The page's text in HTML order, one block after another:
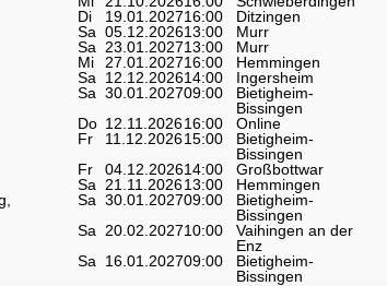
Di 19.01.202716:00
Ditzingen
Sa 05.12.202613:00
Murr
Sa 23.01.202713:00
Murr
Mi 27.01.202716:00
Hemmingen
Sa 12.12.202614:00
Ingersheim
Sa 30.01.202709:00
Bietigheim-
Bissingen
Do 12.11.202616:00
Online
Fr 11.12.202615:00
Bietigheim-
Bissingen
Fr 04.12.202614:00
Großbottwar
Sa 21.11.202613:00
Hemmingen
Sa 30.01.202709:00
Bietigheim-
Bissingen
Sa 20.02.202710:00
Vaihingen an der
Enz
Sa 16.01.202709:00
Bietigheim-
Bissingen